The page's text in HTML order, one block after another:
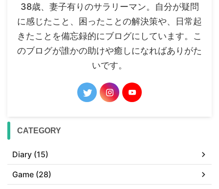
38歳、妻子有りのサラリーマン。自分が疑問
に感じたこと、困ったことの解決策や、日常起
きたことを備忘録的にブログにしています。こ
のブログが誰かの助けや癒しになればありがた
いです。
CATEGORY
Diary (15)
Game (28)